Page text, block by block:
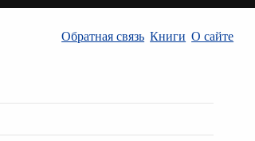
Обратная связь Книги О сайте